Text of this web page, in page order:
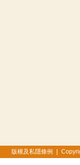
版權及私隱條例